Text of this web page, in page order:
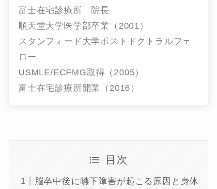
富士在宅診療所 院長
順天堂大学医学部卒業（2001）
スタンフォード大学ポストドクトラルフェ
ロー
USMLE/ECFMG取得（2005）
富士在宅診療所開業（2016）
目次
脳卒中後に嚥下障害が起こる原因と身体